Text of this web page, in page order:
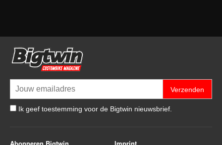
Verzenden
Ik geef toestemming voor de Bigtwin nieuwsbrief.